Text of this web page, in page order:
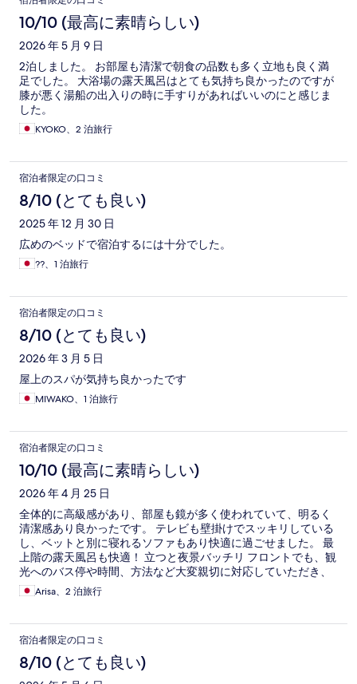
10/10 (最高に素晴らしい)
2026 年 5 月 9 日
2泊しました。 お部屋も清潔で朝食の品数も多く立地も良く満
足でした。 大浴場の露天風呂はとても気持ち良かったのですが
膝が悪く湯船の出入りの時に手すりがあればいいのにと感じま
した。
KYOKO、2 泊旅行
宿泊者限定の口コミ
8/10 (とても良い)
2025 年 12 月 30 日
広めのベッドで宿泊するには十分でした。
??、1 泊旅行
宿泊者限定の口コミ
8/10 (とても良い)
2026 年 3 月 5 日
屋上のスパが気持ち良かったです
MIWAKO、1 泊旅行
宿泊者限定の口コミ
10/10 (最高に素晴らしい)
2026 年 4 月 25 日
全体的に高級感があり、部屋も鏡が多く使われていて、明るく
清潔感あり良かったです。 テレビも壁掛けでスッキリしている
し、ベットと別に寝れるソファもあり快適に過ごせました。 最
上階の露天風呂も快適！ 立つと夜景バッチリ フロントでも、観
光へのバス停や時間、方法など大変親切に対応していただき、
良い旅行になりました。 朝食も美味しいし、清潔感あり大満足
でした。
Arisa、2 泊旅行
宿泊者限定の口コミ
8/10 (とても良い)